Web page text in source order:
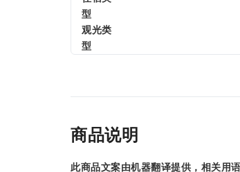
型
观光类
型
商品说明
此商品文案由机器翻译提供，相关用